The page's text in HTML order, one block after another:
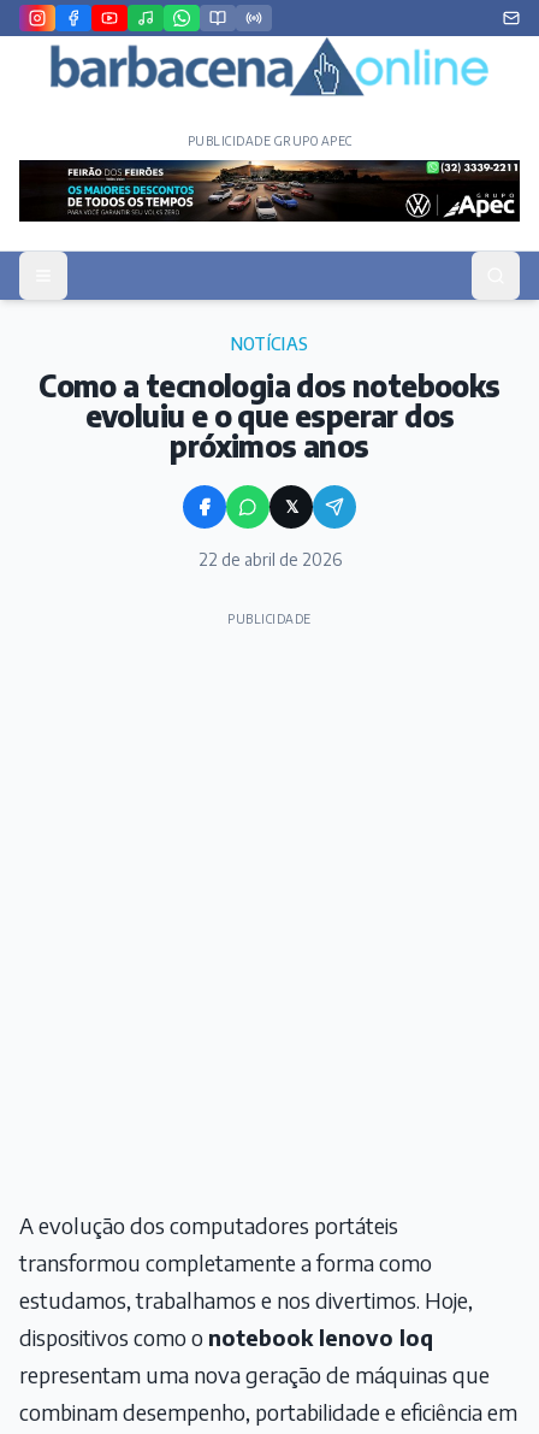
PUBLICIDADE GRUPO APEC
NOTÍCIAS
Como a tecnologia dos notebooks
evoluiu e o que esperar dos
próximos anos
𝕏
22 de abril de 2026
PUBLICIDADE
A evolução dos computadores portáteis
transformou completamente a forma como
estudamos, trabalhamos e nos divertimos. Hoje,
dispositivos como o notebook lenovo loq
representam uma nova geração de máquinas que
combinam desempenho, portabilidade e eficiência em